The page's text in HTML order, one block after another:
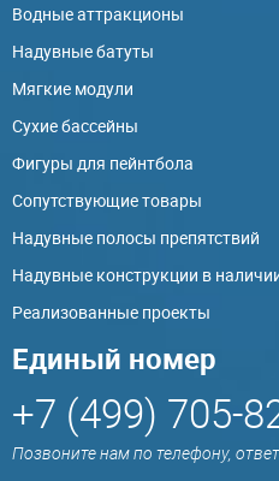
Водные аттракционы
Надувные батуты
Мягкие модули
Сухие бассейны
Фигуры для пейнтбола
Сопутствующие товары
Надувные полосы препятствий
Надувные конструкции в
Реализованные проекты
Единый номер
+7 (499) 705-
Позвоните нам по телефону,